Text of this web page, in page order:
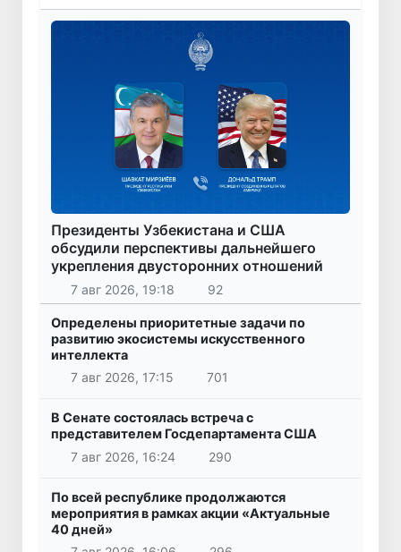
Президенты Узбекистана и США
обсудили перспективы дальнейшего
укрепления двусторонних отношений
7 авг 2026, 19:18 92
Определены приоритетные задачи по
развитию экосистемы искусственного
интеллекта
7 авг 2026, 17:15
701
В Сенате состоялась встреча с
представителем Госдепартамента США
7 авг 2026, 16:24
290
По всей республике продолжаются
мероприятия в рамках акции «Актуальные
40 дней»